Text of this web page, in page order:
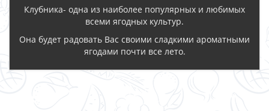
Клубника- одна из наиболее популярных и любимых
всеми ягодных культур.
Она будет радовать Вас своими сладкими ароматными
ягодами почти все лето.